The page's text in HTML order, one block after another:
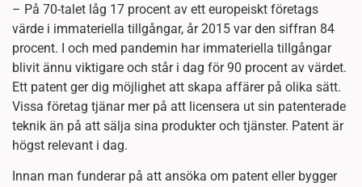
– På 70-talet låg 17 procent av ett europeiskt företags
värde i immateriella tillgångar, år 2015 var den siffran 84
procent. I och med pandemin har immateriella tillgångar
blivit ännu viktigare och står i dag för 90 procent av värdet.
Ett patent ger dig möjlighet att skapa affärer på olika sätt.
Vissa företag tjänar mer på att licensera ut sin patenterade
teknik än på att sälja sina produkter och tjänster. Patent är
högst relevant i dag.
Innan man funderar på att ansöka om patent eller bygger